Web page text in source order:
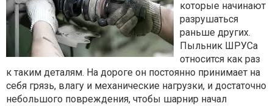
которые начинают
разрушаться
раньше других.
Пыльник ШРУСа
относится как раз
к таким деталям. На дороге он постоянно принимает на
себя грязь, влагу и механические нагрузки, и достаточно
небольшого повреждения, чтобы шарнир начал